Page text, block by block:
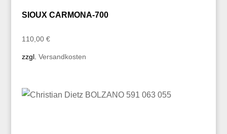
SIOUX CARMONA-700
110,00 €
zzgl. Versandkosten